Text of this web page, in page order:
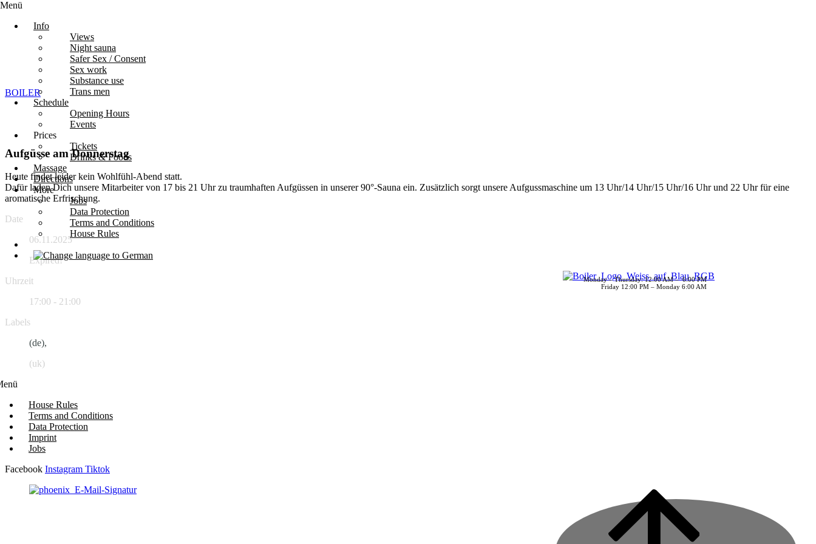
BOILER
Menü
Info
Views
Night sauna
Safer Sex / Consent
Sex work
Substance use
Trans men
Schedule
Opening Hours
Events
Prices
Tickets
Drinks & Foods
Massage
Directions
More
Jobs
Data Protection
Terms and Conditions
House Rules
Monday – Thursday: 12:00 AM – 6:00 PM
Friday 12:00 PM – Monday 6:00 AM
Aufgüsse am Donnerstag
Heute findet leider kein Wohlfühl-Abend statt.
Dafür laden Dich unsere Mitarbeiter von 17 bis 21 Uhr zu traumhaften Aufgüssen in unserer 90°-Sauna ein. Zusätzlich sorgt unsere Aufgussmaschine um 13 Uhr/14 Uhr/15 Uhr/16 Uhr und 22 Uhr für eine
aromatische Erfrischung.
Date
06.11.2025
Expired!
Uhrzeit
17:00 - 21:00
Labels
(de),
(uk)
House Rules
Terms and Conditions
Data Protection
Imprint
Jobs
Facebook Instagram Tiktok